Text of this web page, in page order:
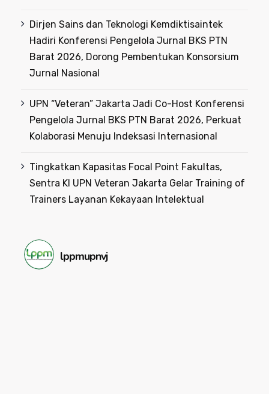
Dirjen Sains dan Teknologi Kemdiktisaintek
Hadiri Konferensi Pengelola Jurnal BKS PTN
Barat 2026, Dorong Pembentukan Konsorsium
Jurnal Nasional
UPN “Veteran” Jakarta Jadi Co-Host Konferensi
Pengelola Jurnal BKS PTN Barat 2026, Perkuat
Kolaborasi Menuju Indeksasi Internasional
Tingkatkan Kapasitas Focal Point Fakultas,
Sentra KI UPN Veteran Jakarta Gelar Training of
Trainers Layanan Kekayaan Intelektual
lppmupnvj